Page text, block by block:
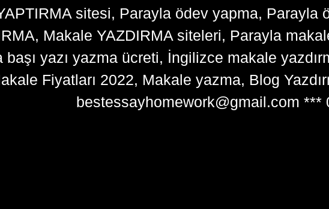
sitesi, Parayla ödev yapma, Parayla
Makale YAZDIRMA siteleri, Parayla
başı yazı yazma ücreti, İngilizce makale
Fiyatları 2022, Makale yazma, Blog
bestessayhomework@gmail.com ***